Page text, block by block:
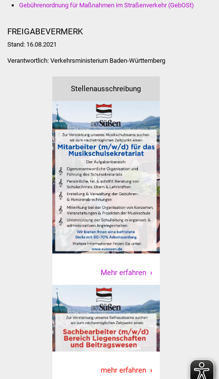
Hallenbad
Stadtbücherei
Stadtarchiv
Zehntscheuer
Bürgerhaus
Kulturhalle
Vereine und Parteien
Selbsteintrag Vereine
Beirat Süßener Vereine
Sportanlagen
Tourismus
Erlebnisregion
Gebührenordnung für Maßnahmen im Straßenverkehr (GebOSt)
FREIGABEVERMERK
Stand: 16.08.2021
Verantwortlich: Verkehrsministerium Baden-Württemberg
Stellenausschreibung
Mehr erfahren
mehr erfahren